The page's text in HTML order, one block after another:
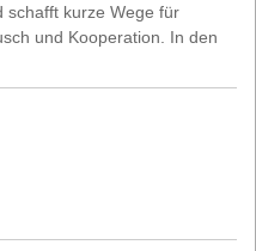
schafft kurze Wege für
und Kooperation. In den